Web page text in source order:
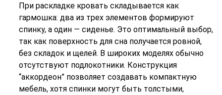
При раскладке кровать складывается как
гармошка: два из трех элементов формируют
спинку, а один — сиденье. Это оптимальный выбор,
так как поверхность для сна получается ровной,
без складок и щелей. В широких моделях обычно
отсутствуют подлокотники. Конструкция
“аккордеон” позволяет создавать компактную
мебель, хотя спинки могут быть толстыми,